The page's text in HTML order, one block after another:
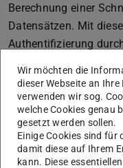
Berechnung einer
Datensätzen. Mit
Authentifizierung
von den Forschern zu
implementiert.
mit der des
benötigte Zeit für die
einer Sekunde.
Wir möchten die
dieser Webseite an
verwenden wir sog.
welche Cookies genau
gesetzt werden sollen.
Einige Cookies sind für
damit diese auf Ihrem
kann. Diese